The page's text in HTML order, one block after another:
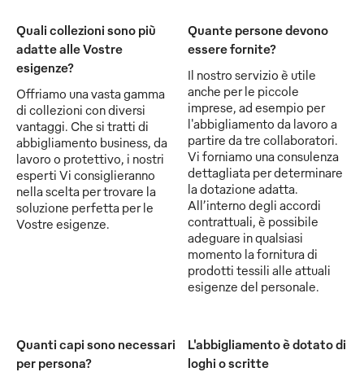
Quali collezioni sono più
adatte alle Vostre
esigenze?
Offriamo una vasta gamma
di collezioni con diversi
vantaggi. Che si tratti di
abbigliamento business, da
lavoro o protettivo, i nostri
esperti Vi consiglieranno
nella scelta per trovare la
soluzione perfetta per le
Vostre esigenze.
Quante persone devono
essere fornite?
Il nostro servizio è utile
anche per le piccole
imprese, ad esempio per
l'abbigliamento da lavoro a
partire da tre collaboratori.
Vi forniamo una consulenza
dettagliata per determinare
la dotazione adatta.
All’interno degli accordi
contrattuali, è possibile
adeguare in qualsiasi
momento la fornitura di
prodotti tessili alle attuali
esigenze del personale.
Quanti capi sono necessari
per persona?
L'abbigliamento è dotato di
loghi o scritte